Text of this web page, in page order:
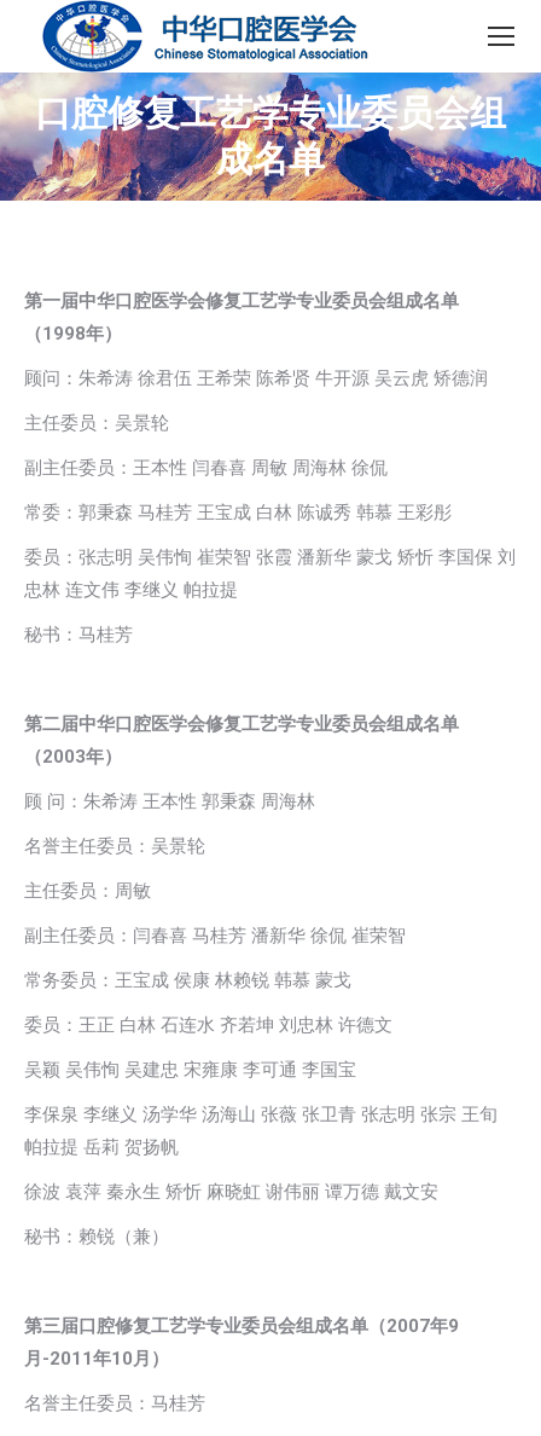
口腔修复工艺学专业委员会组
成名单
第一届中华口腔医学会修复工艺学专业委员会组成名单
（1998年）
顾问：朱希涛 徐君伍 王希荣 陈希贤 牛开源 吴云虎 矫德润
主任委员：吴景轮
副主任委员：王本性 闫春喜 周敏 周海林 徐侃
常委：郭秉森 马桂芳 王宝成 白林 陈诚秀 韩慕 王彩彤
委员：张志明 吴伟恂 崔荣智 张霞 潘新华 蒙戈 矫忻 李国保 刘
忠林 连文伟 李继义 帕拉提
秘书：马桂芳
第二届中华口腔医学会修复工艺学专业委员会组成名单
（2003年）
顾 问：朱希涛 王本性 郭秉森 周海林
名誉主任委员：吴景轮
主任委员：周敏
副主任委员：闫春喜 马桂芳 潘新华 徐侃 崔荣智
常务委员：王宝成 侯康 林赖锐 韩慕 蒙戈
委员：王正 白林 石连水 齐若坤 刘忠林 许德文
吴颖 吴伟恂 吴建忠 宋雍康 李可通 李国宝
李保泉 李继义 汤学华 汤海山 张薇 张卫青 张志明 张宗 王旬
帕拉提 岳莉 贺扬帆
徐波 袁萍 秦永生 矫忻 麻晓虹 谢伟丽 谭万德 戴文安
秘书：赖锐（兼）
第三届口腔修复工艺学专业委员会组成名单（2007年9
月-2011年10月）
名誉主任委员：马桂芳